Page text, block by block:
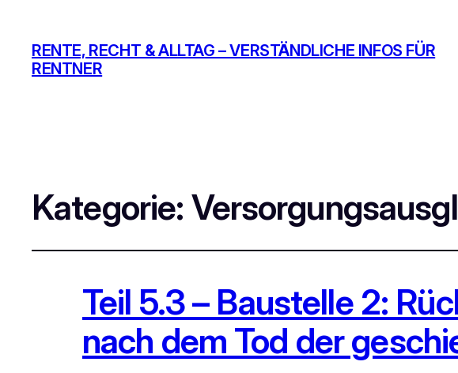
RENTE, RECHT & ALLTAG – VERSTÄNDLICHE INFOS FÜR
RENTNER
Kategorie:
Teil 5.3 – Baustelle 2:
nach dem Tod der